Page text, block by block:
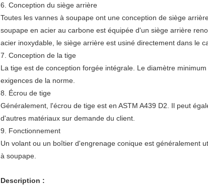
6. Conception du siège arrière
Toutes les vannes à soupape ont une conception de siège
soupape en acier au carbone est équipée d'un siège arrière
acier inoxydable, le siège arrière est usiné directement dans le
7. Conception de la tige
La tige est de conception forgée intégrale. Le diamètre
exigences de la norme.
8. Écrou de tige
Généralement, l'écrou de tige est en ASTM A439 D2. Il peut
d'autres matériaux sur demande du client.
9. Fonctionnement
Un volant ou un boîtier d'engrenage conique est généralement
à soupape.
Description :